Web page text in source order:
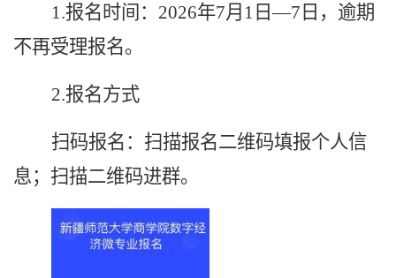
1.报名时间：2026年7月1日—7日，逾期
不再受理报名。
2.报名方式
扫码报名：扫描报名二维码填报个人信
息；扫描二维码进群。